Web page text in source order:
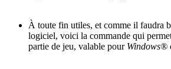
À toute fin utiles, et comme il faudra
logiciel, voici la commande qui
partie de jeu, valable pour Windows®